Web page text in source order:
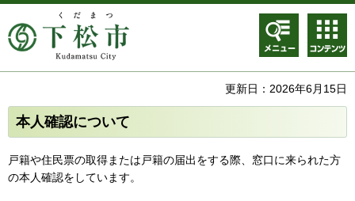
メニュ
ー
コンテ
ンツメ
ニュー
更新日：2026年6月15日
本人確認について
戸籍や住民票の取得または戸籍の届出をする際、窓口に来られた方
の本人確認をしています。